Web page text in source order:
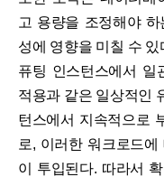
고 용량을 조정해야
성에 영향을 미칠 수
퓨팅 인스턴스에서 일
적용과 같은 일상적인
턴스에서 지속적으로
로, 이러한 워크로드
이 투입된다. 따라서